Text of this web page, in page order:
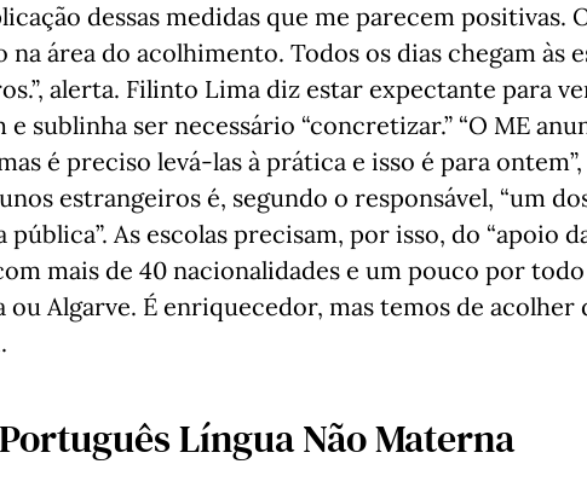
dessas medidas que me parecem positivas.
na área do acolhimento. Todos os dias chegam às
alerta. Filinto Lima diz estar expectante para
sublinha ser necessário “concretizar.” “O ME
é preciso levá-las à prática e isso é para
estrangeiros é, segundo o responsável, “um
pública”. As escolas precisam, por isso, do “apoio
mais de 40 nacionalidades e um pouco por
ou Algarve. É enriquecedor, mas temos de acolher
Língua Não Materna